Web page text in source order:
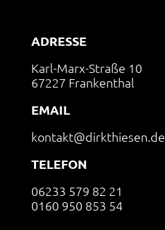
ADRESSE
Karl-Marx-Straße 10
67227 Frankenthal
EMAIL
kontakt@dirkthiesen.de
TELEFON
06233 579 82 21
0160 950 853 54